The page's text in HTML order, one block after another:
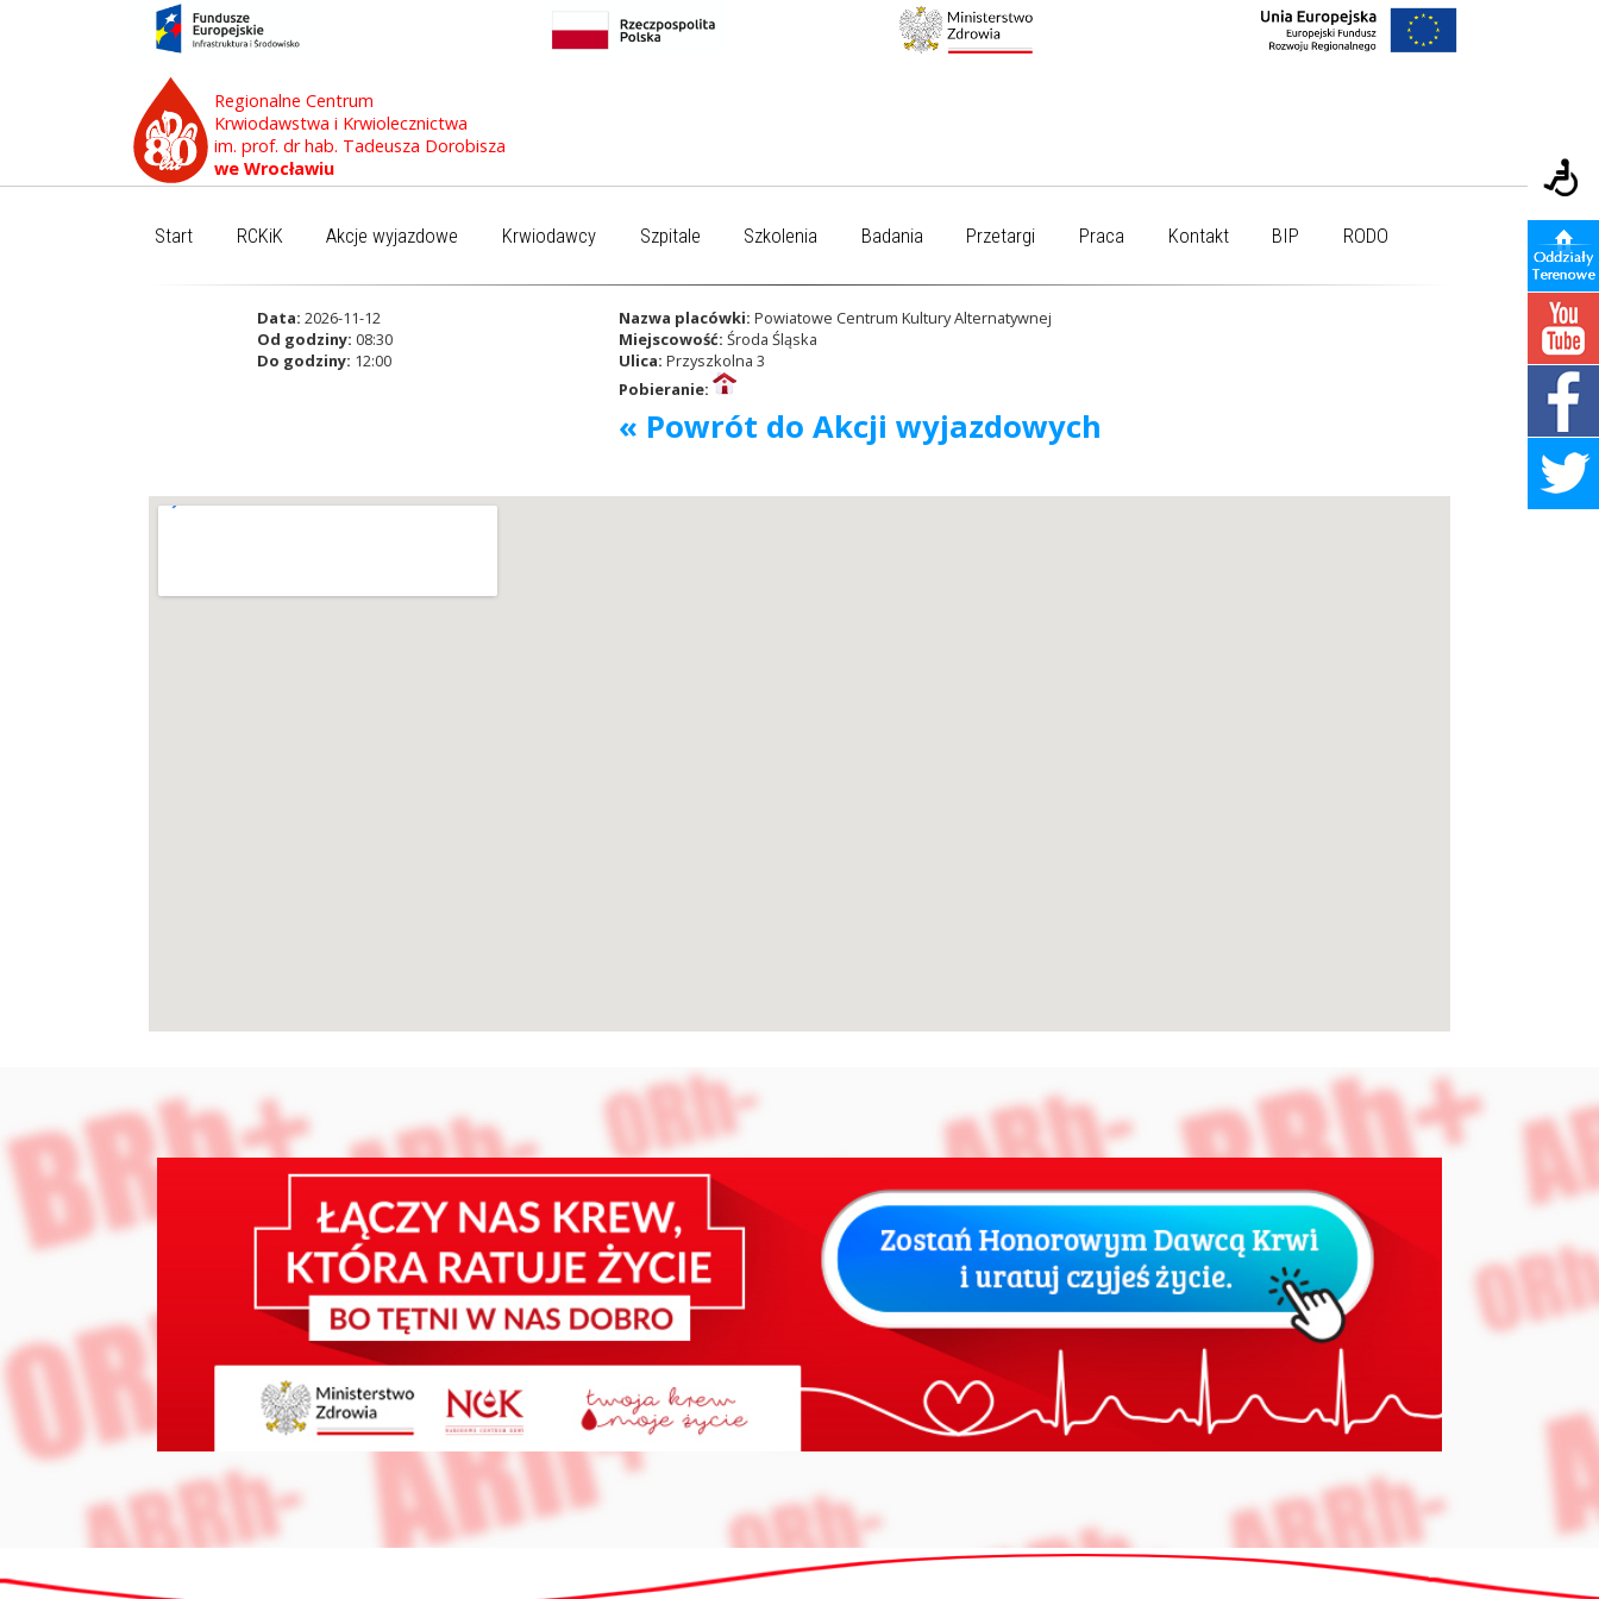
Regionalne Centrum
Krwiodawstwa i Krwiolecznictwa
im. prof. dr hab. Tadeusza Dorobisza
we Wrocławiu
Start RCKiK Akcje wyjazdowe Krwiodawcy Szpitale Szkolenia Badania Przetargi Praca Kontakt BIP RODO
Data: 2026-11-12
Od godziny: 08:30
Do godziny: 12:00
Nazwa placówki: Powiatowe Centrum Kultury Alternatywnej
Miejscowość: Środa Śląska
Ulica: Przyszkolna 3
Pobieranie:
« Powrót do Akcji wyjazdowych